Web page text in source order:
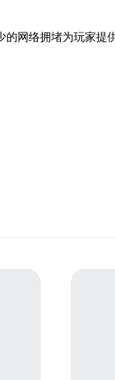
网络拥堵为玩家